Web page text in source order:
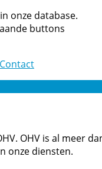
onze database.
buttons
Contact
OHV is al meer
onze diensten.